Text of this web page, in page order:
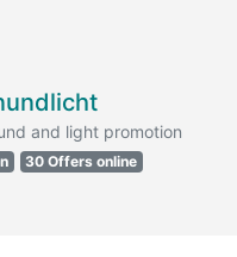
and light promotion
30 Offers online